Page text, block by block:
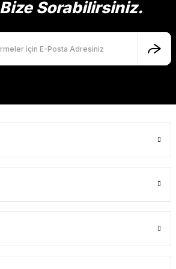
daha pahalı.
alternatifler olmalı.
Sorabilirsiniz.